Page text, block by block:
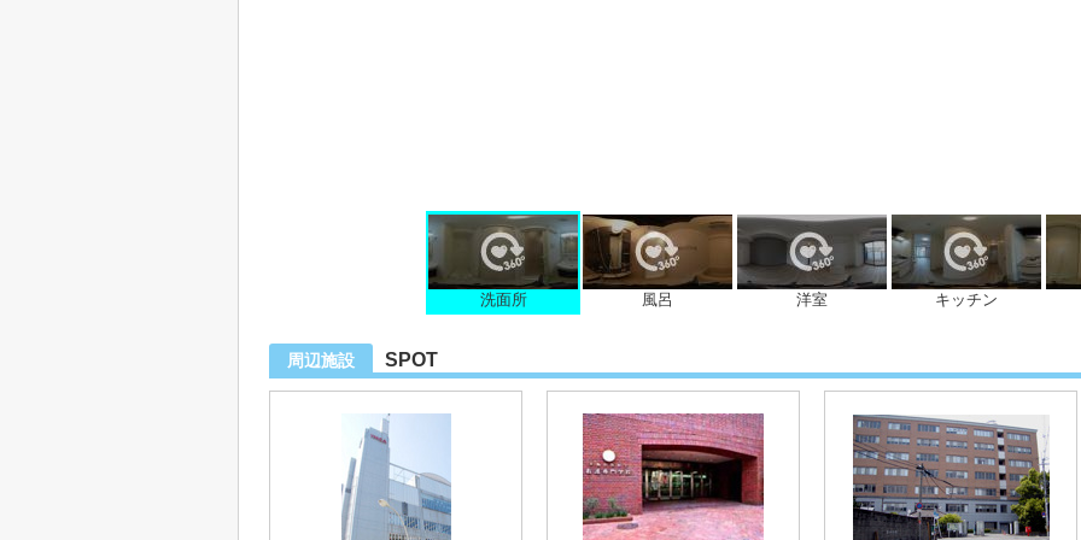
洗面所 風呂 洋室 キッチン
周辺施設 SPOT